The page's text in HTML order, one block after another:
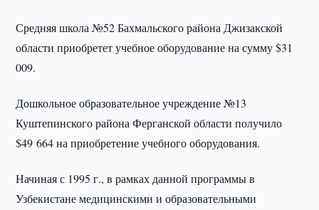
Средняя школа №52 Бахмальского района Джизакской
области приобретет учебное оборудование на сумму $31
009.
Дошкольное образовательное учреждение №13
Куштепинского района Ферганской области получило
$49 664 на приобретение учебного оборудования.
Начиная с 1995 г., в рамках данной программы в
Узбекистане медицинскими и образовательными